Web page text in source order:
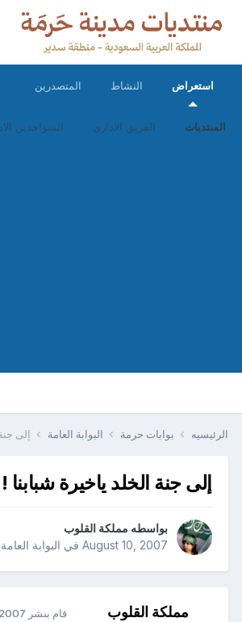
استعراض
المنتديات الفريق الاداري المتواجدين
النشاط المتصدرين
الرئيسيه بوابات حرمة البوابة العامة إلى
إلى جنة الخلد ياخيرة
بواسطه مملكة القلوب
August 10, 2007 في البوابة العامة
مملكة القلوب قام بنشر